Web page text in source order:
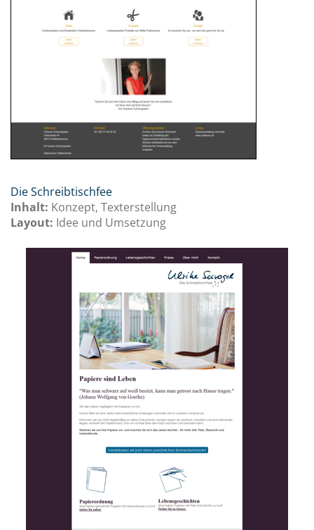
Die Schreibtischfee
Inhalt: Konzept, Texterstellung
Layout: Idee und Umsetzung